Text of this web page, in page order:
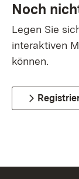
Noch
Legen Sie
interaktiven
können.